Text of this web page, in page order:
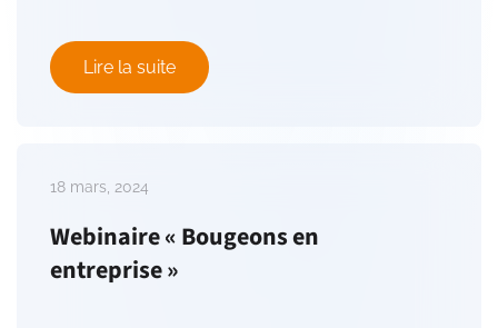
Lire la suite
18 mars, 2024
Webinaire « Bougeons en
entreprise »